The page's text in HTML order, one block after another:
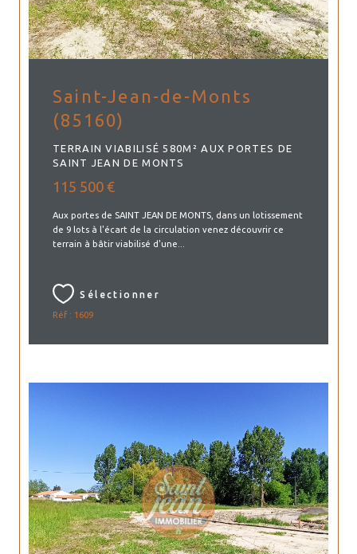
Saint-Jean-de-Monts
(85160)
TERRAIN VIABILISÉ 580M² AUX PORTES DE
SAINT JEAN DE MONTS
115 500 €
Aux portes de SAINT JEAN DE MONTS, dans un lotissement
de 9 lots à l'écart de la circulation venez découvrir ce
terrain à bâtir viabilisé d'une...
Sélectionner
Réf : 1609